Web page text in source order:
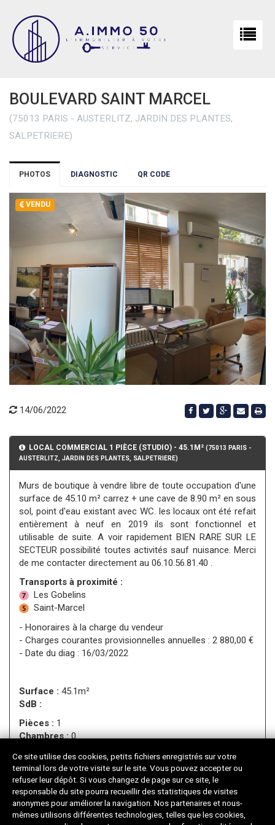
Ce site utilise des cookies, petits fichiers enregistrés sur votre
terminal lors de votre visite sur le site. Vous pouvez accepter ou
refuser leur dépôt. Si vous changez de page sur ce site, le
responsable du site pourra recueillir des statistiques de visites
anonymes pour améliorer la navigation. Nos partenaires et nous-
mêmes utilisons différentes technologies, telles que les cookies,
BOULEVARD SAINT MARCEL
(75013 PARIS - AUSTERLITZ, JARDIN DES PLANTES,
SALPETRIERE)
PHOTOS DIAGNOSTIC QR CODE
VENDU
14/06/2022
LOCAL COMMERCIAL 1 PIÈCE (STUDIO) - 45.1M² (75013 PARIS -
AUSTERLITZ, JARDIN DES PLANTES, SALPETRIERE)
Murs de boutique à vendre libre de toute occupation d'une
surface de 45.10 m² carrez + une cave de 8.90 m² en sous
sol, point d'eau existant avec WC. les locaux ont été refait
entièrement à neuf en 2019 ils sont fonctionnel et
utilisable de suite. A voir rapidement BIEN RARE SUR LE
SECTEUR possibilité toutes activités sauf nuisance. Merci
de me contacter directement au 06.10.56.81.40 .
Transports à proximité :
Les Gobelins
Saint-Marcel
- Honoraires à la charge du vendeur
- Charges courantes provisionnelles annuelles : 2 880,00 €
- Date du diag : 16/03/2022
Surface : 45.1m²
SdB :
Pièces : 1
Chambres :0
Étage :RDC
Ascenseur :-